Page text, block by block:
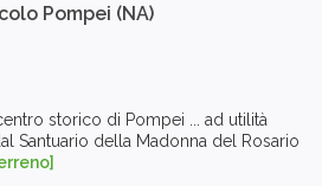
Pompei (NA)
storico di Pompei ... ad utilità
Santuario della Madonna del Rosario